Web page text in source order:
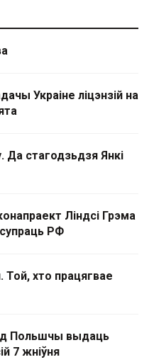
Украіне ліцэнзій на
Да стагодзьдзя Янкі
Ліндсі Грэма
РФ
хто працягвае
Польшчы выдаць
7 жніўня